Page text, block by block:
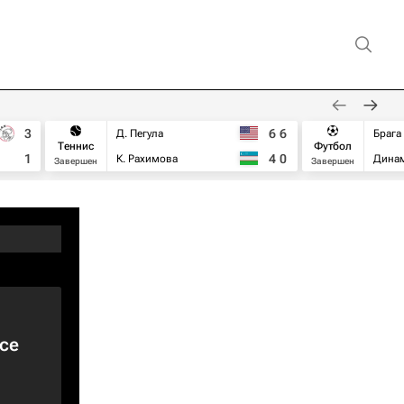
3
1
Теннис
Завершен
Д. Пегула
К. Рахимова
6 6
4 0
Футбол
Завершен
Брага